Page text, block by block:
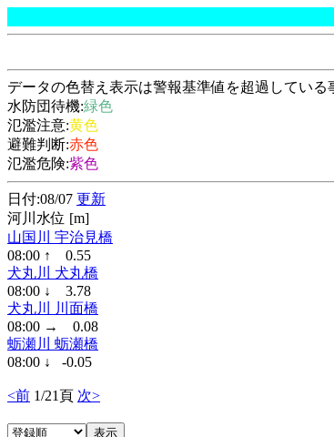
データの色替え表示は警報基準値を超過している
水防団待機:緑色
氾濫注意:黄色
避難判断:赤色
氾濫危険:紫色
日付:08/07 更新
河川水位 [m]
山国川 宇治見橋
08:00 ↑ 0.55
犬丸川 犬丸橋
08:00 ↓ 3.78
犬丸川 川面橋
08:00 → 0.08
蛎瀬川 蛎瀬橋
08:00 ↓ -0.05
<前 1/21頁 次>